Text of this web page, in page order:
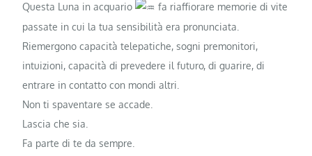
Questa Luna in acquario
fa riaffiorare memorie di vite
passate in cui la tua sensibilità era pronunciata.
Riemergono capacità telepatiche, sogni premonitori,
intuizioni, capacità di prevedere il futuro, di guarire, di
entrare in contatto con mondi altri.
Non ti spaventare se accade.
Lascia che sia.
Fa parte di te da sempre.